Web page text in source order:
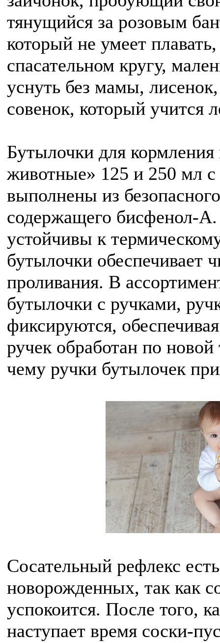
тянущийся за розовым
который не умеет
спасательном кругу,
уснуть без мамы,
совенок, который учится
Бутылочки для
животные» 125 и 250 мл
выполнены из
содержащего бисфенол-
устойчивы к
бутылочки обеспечивает
проливания. В
бутылочки с ручками,
фиксируются,
ручек обработан по
чему ручки бутылочек
Сосательный рефлекс
новорожденных, так как
успокоится. После того,
наступает время соски-